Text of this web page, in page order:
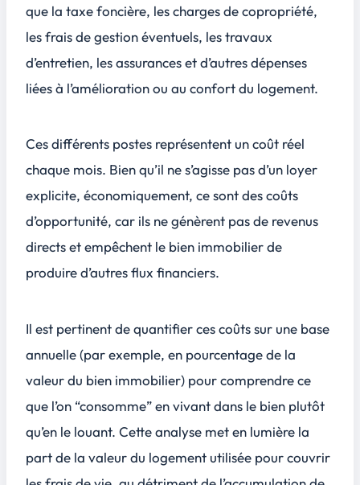
que la taxe foncière, les charges de copropriété,
les frais de gestion éventuels, les travaux
d’entretien, les assurances et d’autres dépenses
liées à l’amélioration ou au confort du logement.
Ces différents postes représentent un coût réel
chaque mois. Bien qu’il ne s’agisse pas d’un loyer
explicite, économiquement, ce sont descoûts
d’opportunité, car ils ne génèrent pas de revenus
directs et empêchent le bien immobilier de
produire d’autres flux financiers.
Il est pertinent de quantifier ces coûts sur une base
annuelle (par exemple, en pourcentage de la
valeur du bien immobilier) pour comprendre ce
que l’on “consomme” en vivant dans le bien plutôt
qu’en le louant. Cette analyse met en lumière la
part de la valeur du logement utilisée pour couvrir